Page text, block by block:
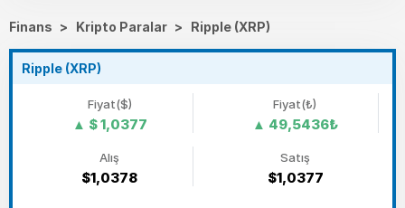
Finans > Kripto Paralar > Ripple (XRP)
Ripple (XRP)
Fiyat($)
$ 1,0377
Fiyat(₺)
49,5436₺
Alış
$1,0378
Satış
$1,0377